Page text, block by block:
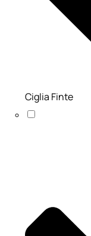
Ciglia Finte